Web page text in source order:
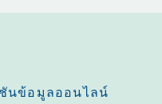
นข้อมูลออนไลน์